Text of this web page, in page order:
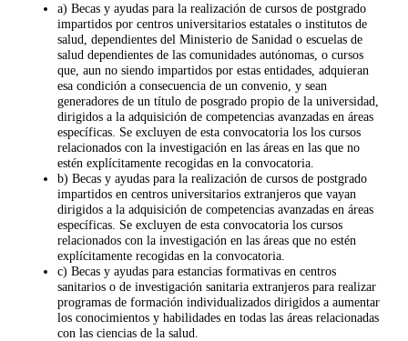
a) Becas y ayudas para la realización de cursos de postgrado
impartidos por centros universitarios estatales o institutos de
salud, dependientes del Ministerio de Sanidad o escuelas de
salud dependientes de las comunidades autónomas, o cursos
que, aun no siendo impartidos por estas entidades, adquieran
esa condición a consecuencia de un convenio, y sean
generadores de un título de posgrado propio de la universidad,
dirigidos a la adquisición de competencias avanzadas en áreas
específicas. Se excluyen de esta convocatoria los los cursos
relacionados con la investigación en las áreas en las que no
estén explícitamente recogidas en la convocatoria.
b) Becas y ayudas para la realización de cursos de postgrado
impartidos en centros universitarios extranjeros que vayan
dirigidos a la adquisición de competencias avanzadas en áreas
específicas. Se excluyen de esta convocatoria los cursos
relacionados con la investigación en las áreas que no estén
explícitamente recogidas en la convocatoria.
c) Becas y ayudas para estancias formativas en centros
sanitarios o de investigación sanitaria extranjeros para realizar
programas de formación individualizados dirigidos a aumentar
los conocimientos y habilidades en todas las áreas relacionadas
con las ciencias de la salud.